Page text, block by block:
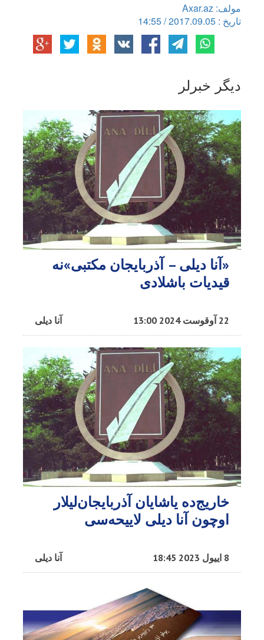
مولف: Axar.az
تاریخ : 2017.09.05 / 14:55
دیگر خبرلر
«آنا دیلی – آذربایجان مکتبی»نه
قیدیات باشلادی
آنا دیلی 22 آوقوست 2024 13:00
خاریج‌ده یاشایان آذربایجان‌لیلار
اوچون آنا دیلی لاییحه‌سی
آنا دیلی 8 اییول 2023 18:45